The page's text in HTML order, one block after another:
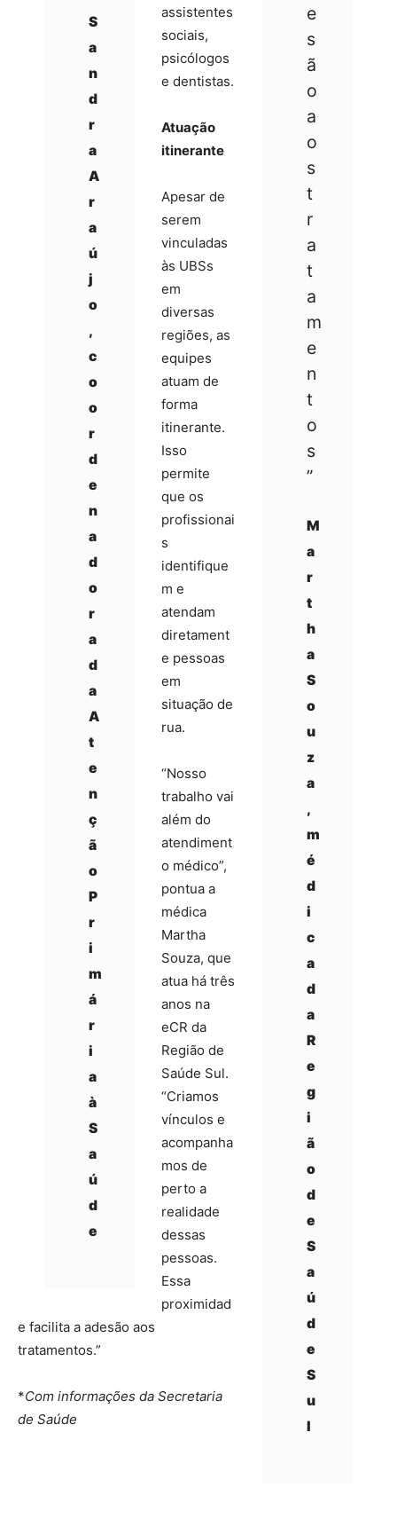
S
a
n
d
r
a
A
r
a
ú
j
o
,
c
o
o
r
d
e
n
a
d
o
r
a
d
a
A
t
e
n
ç
ã
o
P
r
i
m
á
r
i
a
à
S
a
ú
d
e
e
s
ã
o
a
o
s
t
r
a
t
a
m
e
n
t
o
s
”
M
a
r
t
h
a
S
o
u
z
a
,
m
é
d
i
c
a
d
a
R
e
g
i
ã
o
d
e
S
a
ú
d
e
S
u
l
assistentes
sociais,
psicólogos
e dentistas.
Atuação
itinerante
Apesar de
serem
vinculadas
às UBSs
em
diversas
regiões, as
equipes
atuam de
forma
itinerante.
Isso
permite
que os
profissionai
s
identifique
m e
atendam
diretament
e pessoas
em
situação de
rua.
“Nosso
trabalho vai
além do
atendiment
o médico”,
pontua a
médica
Martha
Souza, que
atua há três
anos na
eCR da
Região de
Saúde Sul.
“Criamos
vínculos e
acompanha
mos de
perto a
realidade
dessas
pessoas.
Essa
proximidad
e facilita a adesão aos
tratamentos.”
*Com informações da Secretaria
de Saúde